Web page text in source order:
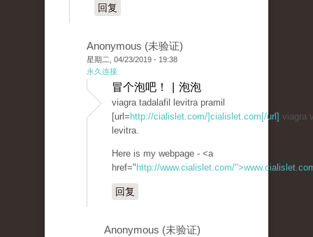
回复
Anonymous (未验证)
星期二, 04/23/2019 - 19:38
永久连接
冒个泡吧！ | 泡泡
viagra tadalafil levitra pramil
[url= http://cialislet.com/]cialislet.com[/url] viagra
levitra.
Here is my webpage - <a
href=" http://www.cialislet.com/
回复
Anonymous (未验证)